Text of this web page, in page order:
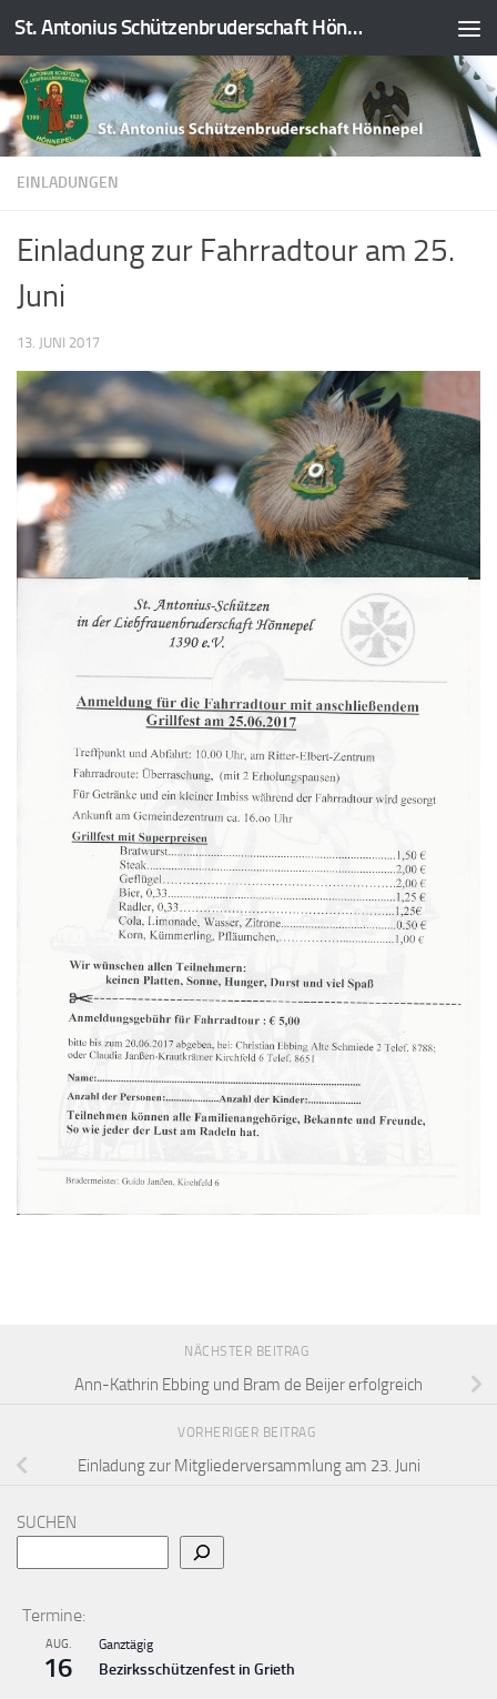
Zum Inhalt springen St. Antonius Schützenbruderschaft Hönnepel e.V.
EINLADUNGEN
Einladung zur Fahrradtour am 25.
Juni
13. JUNI 2017
NÄCHSTER BEITRAG
Ann-Kathrin Ebbing und Bram de Beijer erfolgreich
VORHERIGER BEITRAG
Einladung zur Mitgliederversammlung am 23. Juni
SUCHEN
Termine:
AUG.
16
Ganztägig
Bezirksschützenfest in Grieth